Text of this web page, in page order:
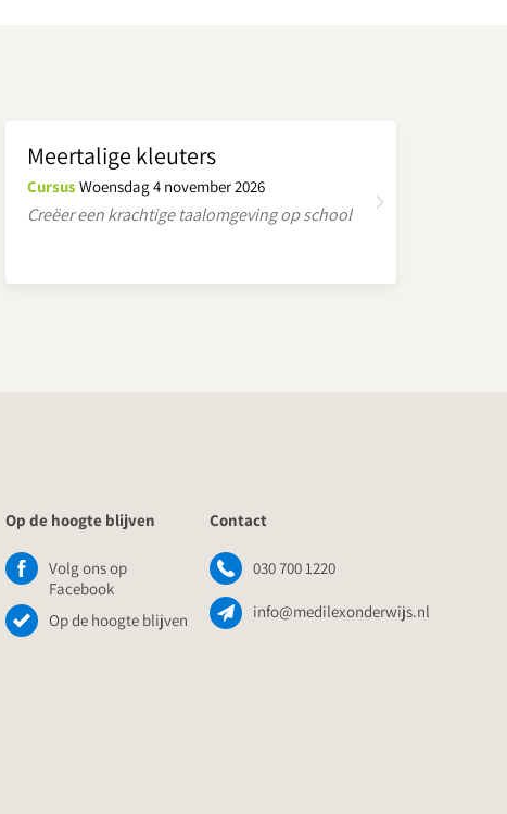
Meertalige kleuters
CursusWoensdag 4 november 2026
Creëer een krachtige taalomgeving op school
Op de hoogte blijven
Volg ons op
Facebook
Op de hoogte blijven
Contact
030 700 1220
info@medilexonderwijs.nl